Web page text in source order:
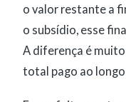
o valor restante a
o subsídio, esse
A diferença é
total pago ao